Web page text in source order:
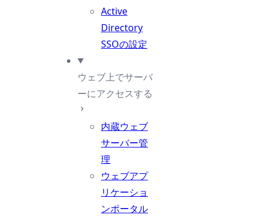
Active
Directory
SSOの設定
ウェブ上でサーバ
ーにアクセスする
内蔵ウェブ
サーバー管
理
ウェブアプ
リケーショ
ンポータル